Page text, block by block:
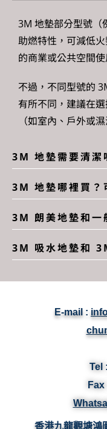
3M 地墊部分型號（
助燃特性，可減低
的商業或公共空間使
不過，不同型號的
有所不同，建議在
（如室內、戶外或
3M 地墊需要清潔
3M 地墊哪裡買？
3M 朗美地墊和一
3M 吸水地墊和
E-mail :
Tel :
Fax
香港九龍觀塘鴻